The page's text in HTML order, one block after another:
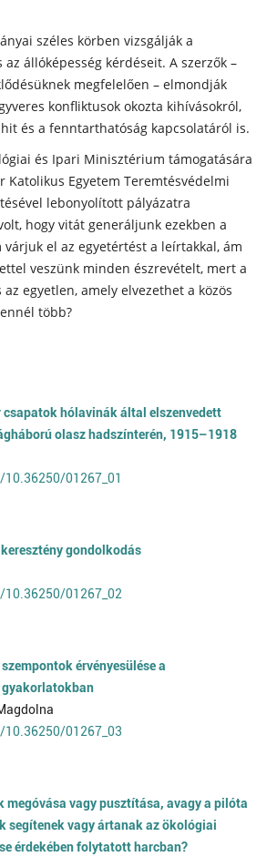
széles körben vizsgálják a
állóképesség kérdéseit. A szerzők –
megfelelően – elmondják
konfliktusok okozta kihívásokról,
és a fenntarthatóság kapcsolatáról is.
és Ipari Minisztérium támogatására
Katolikus Egyetem Teremtésvédelmi
lebonyolított pályázatra
hogy vitát generáljunk ezekben a
várjuk el az egyetértést a leírtakkal, ám
veszünk minden észrevételt, mert a
az egyetlen, amely elvezethet a közös
több?
hólavinák által elszenvedett
olasz hadszínterén, 1915–1918
01267_01
gondolkodás
01267_02
érvényesülése a
01267_03
megóvása vagy pusztítása, avagy a pilóta
segítenek vagy ártanak az ökológiai
érdekében folytatott harcban?